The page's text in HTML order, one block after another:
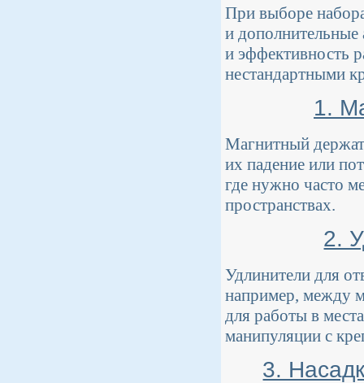
При выборе
и дополнительные
и эффективность
нестандартными
1.
Магнитный
их падение или
где нужно часто
пространствах.
2.
Удлинители для
например, между
для работы в
манипуляции с
3.